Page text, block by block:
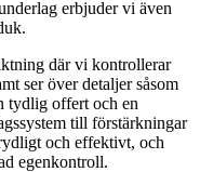
erbjuder vi även
där vi kontrollerar
ser över detaljer såsom
tydlig offert och en
till förstärkningar
och effektivt, och
egenkontroll.